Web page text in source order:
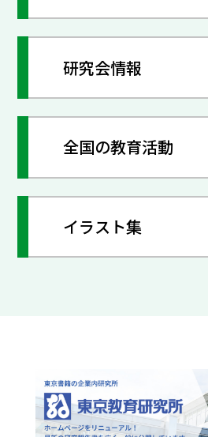
研究会情報
全国の教育活動
イラスト集